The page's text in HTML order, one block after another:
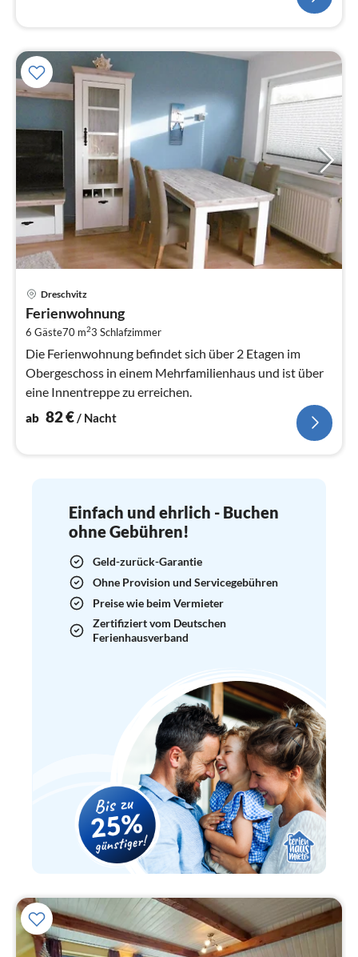
Dreschvitz
Ferienwohnung
6 Gäste70 m23 Schlafzimmer
Die Ferienwohnung befindet sich über 2 Etagen im
Obergeschoss in einem Mehrfamilienhaus und ist über
eine Innentreppe zu erreichen.
ab 82€/ Nacht
Einfach und ehrlich - Buchen
ohne Gebühren!
Geld-zurück-Garantie
Ohne Provision und Servicegebühren
Preise wie beim Vermieter
Zertifiziert vom Deutschen
Ferienhausverband